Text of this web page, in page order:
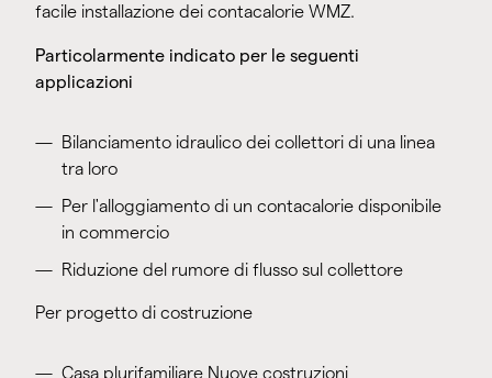
facile installazione dei contacalorie WMZ.
Particolarmente indicato per le seguenti
applicazioni
Bilanciamento idraulico dei collettori di una linea
tra loro
Per l'alloggiamento di un contacalorie disponibile
in commercio
Riduzione del rumore di flusso sul collettore
Per progetto di costruzione
Casa plurifamiliare Nuove costruzioni